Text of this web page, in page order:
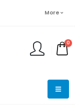
More
0